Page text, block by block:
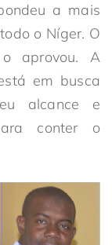
a mais
o Níger. O
aprovou. A
em busca
alcance e
conter o